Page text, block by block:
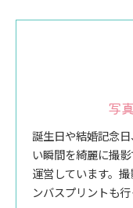
写
誕生日や結婚記念
い瞬間を綺麗に撮
運営しています。
ンバスプリントも行